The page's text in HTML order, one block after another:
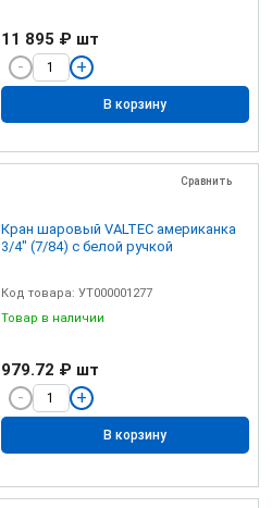
11 895 ₽ шт
В корзину
Сравнить
Кран шаровый VALTEC американка
3/4" (7/84) с белой ручкой
Код товара: УТ000001277
Товар в наличии
979.72 ₽ шт
В корзину